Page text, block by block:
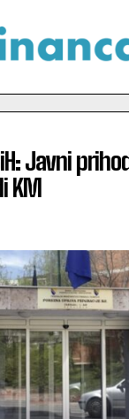
Javni
KM